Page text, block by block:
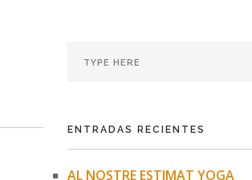
ENTRADAS RECIENTES
AL NOSTRE ESTIMAT YOGA